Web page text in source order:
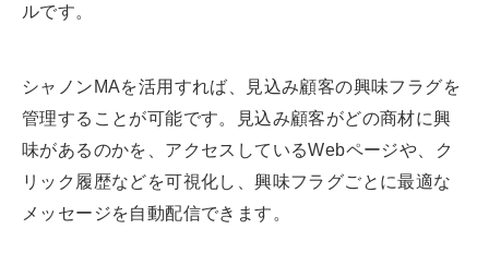
ルです。
シャノンMAを活用すれば、見込み顧客の興味フラグを
管理することが可能です。見込み顧客がどの商材に興
味があるのかを、アクセスしているWebページや、ク
リック履歴などを可視化し、興味フラグごとに最適な
メッセージを自動配信できます。